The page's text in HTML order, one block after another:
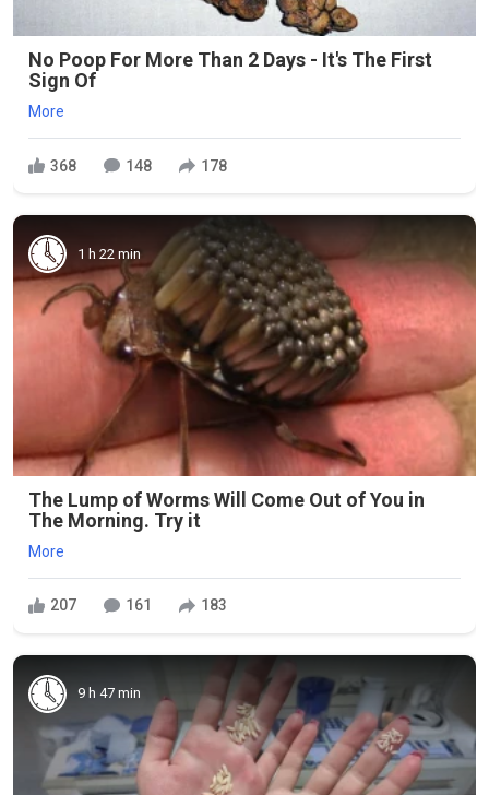
No Poop For More Than 2 Days - It's The First
Sign Of
More
368 148 178
1 h 22 min
The Lump of Worms Will Come Out of You in
The Morning. Try it
More
207 161 183
9 h 47 min